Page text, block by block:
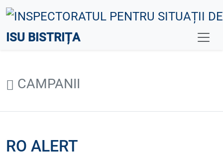
ISU BISTRIȚA
CAMPANII
RO ALERT